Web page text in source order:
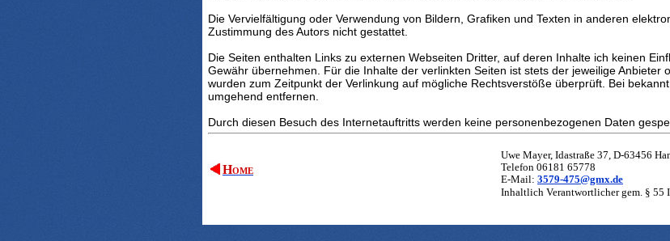
Die Vervielfältigung oder Verwendung von Bildern, Grafiken und Texten in anderen
Zustimmung des Autors nicht gestattet.
Die Seiten enthalten Links zu externen Webseiten Dritter, auf deren Inhalte ich keinen
Gewähr übernehmen. Für die Inhalte der verlinkten Seiten ist stets der jeweilige
wurden zum Zeitpunkt der Verlinkung auf mögliche Rechtsverstöße überprüft. Bei
umgehend entfernen.
Durch diesen Besuch des Internetauftritts werden keine personenbezogenen Daten
Home
Uwe Mayer, Idastraße 37, D-63456
Telefon 06181 65778
E-Mail: 3579-475@gmx.de
Inhaltlich Verantwortlicher gem. § 55